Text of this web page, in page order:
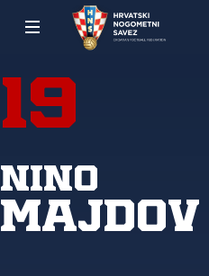
19
Nino
Majdov